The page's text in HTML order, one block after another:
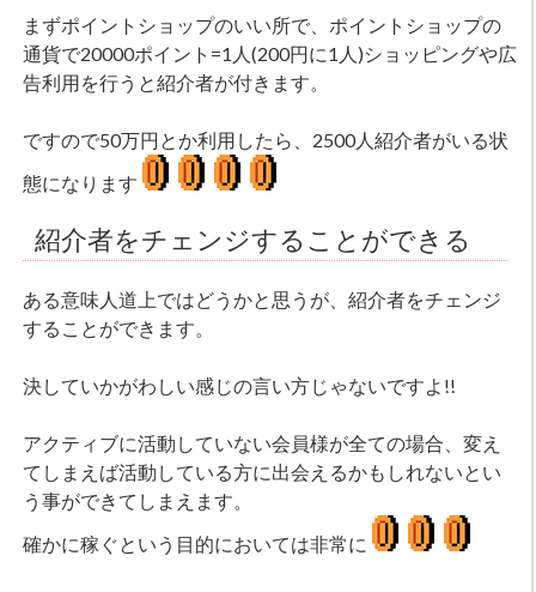
まずポイントショップのいい所で、ポイントショップの
通貨で20000ポイント=1人(200円に1人)ショッピングや広
告利用を行うと紹介者が付きます。
ですので50万円とか利用したら、2500人紹介者がいる状
態になります
紹介者をチェンジすることができる
ある意味人道上ではどうかと思うが、紹介者をチェンジ
することができます。
決していかがわしい感じの言い方じゃないですよ!!
アクティブに活動していない会員様が全ての場合、変え
てしまえば活動している方に出会えるかもしれないとい
う事ができてしまえます。
確かに稼ぐという目的においては非常に